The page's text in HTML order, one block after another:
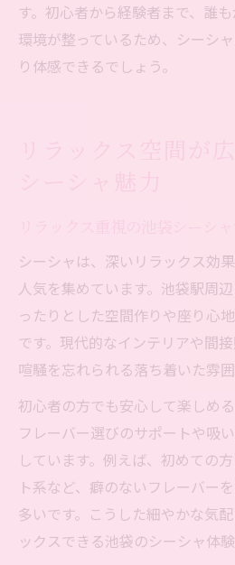
す。初心者から経験者まで、誰
環境が整っているため、シーシ
り体感できるでしょう。
シーシャは、深いリラックス効
人気を集めています。池袋駅周
ったりとした空間作りや座り心
です。現代的なインテリアや間
喧騒を忘れられる落ち着いた雰
初心者の方でも安心して楽しめ
フレーバー選びのサポートや吸
しています。例えば、初めての
ト系など、癖のないフレーバー
多いです。こうした細やかな気
ックスできる池袋のシーシャ体験